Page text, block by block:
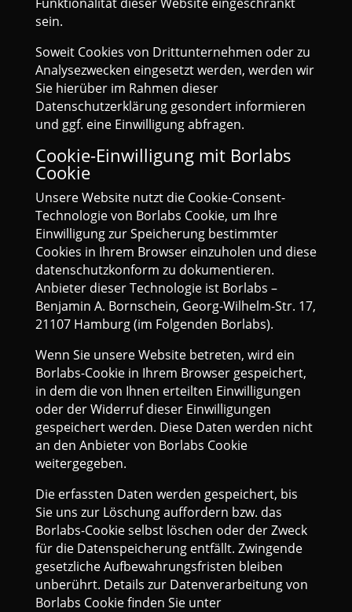
sein.
Soweit Cookies von Drittunternehmen oder zu
Analysezwecken eingesetzt werden, werden wir
Sie hierüber im Rahmen dieser
Datenschutzerklärung gesondert informieren
und ggf. eine Einwilligung abfragen.
Cookie-Einwilligung mit Borlabs
Cookie
Unsere Website nutzt die Cookie-Consent-
Technologie von Borlabs Cookie, um Ihre
Einwilligung zur Speicherung bestimmter
Cookies in Ihrem Browser einzuholen und diese
datenschutzkonform zu dokumentieren.
Anbieter dieser Technologie ist Borlabs –
Benjamin A. Bornschein, Georg-Wilhelm-Str. 17,
21107 Hamburg (im Folgenden Borlabs).
Wenn Sie unsere Website betreten, wird ein
Borlabs-Cookie in Ihrem Browser gespeichert,
in dem die von Ihnen erteilten Einwilligungen
oder der Widerruf dieser Einwilligungen
gespeichert werden. Diese Daten werden nicht
an den Anbieter von Borlabs Cookie
weitergegeben.
Die erfassten Daten werden gespeichert, bis
Sie uns zur Löschung auffordern bzw. das
Borlabs-Cookie selbst löschen oder der Zweck
für die Datenspeicherung entfällt. Zwingende
gesetzliche Aufbewahrungsfristen bleiben
unberührt. Details zur Datenverarbeitung von
Borlabs Cookie finden Sie unter